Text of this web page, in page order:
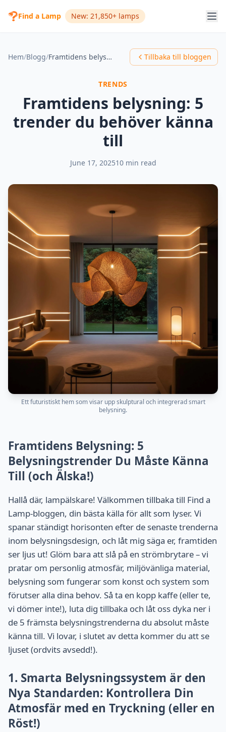
Find a Lamp New: 21,850+ lamps
Hem/Blogg/ Framtidens belysning: 5 trender du behöver känna till Tillbaka till bloggen
TRENDS
Framtidens belysning: 5
trender du behöver känna
till
June 17, 202510 min read
Ett futuristiskt hem som visar upp skulptural och integrerad smart
belysning.
Framtidens Belysning: 5
Belysningstrender Du Måste Känna
Till (och Älska!)
Hallå där, lampälskare! Välkommen tillbaka till Find a
Lamp-bloggen, din bästa källa för allt som lyser. Vi
spanar ständigt horisonten efter de senaste trenderna
inom belysningsdesign, och låt mig säga er, framtiden
ser ljus ut! Glöm bara att slå på en strömbrytare – vi
pratar om personlig atmosfär, miljövänliga material,
belysning som fungerar som konst och system som
förutser alla dina behov. Så ta en kopp kaffe (eller te,
vi dömer inte!), luta dig tillbaka och låt oss dyka ner i
de 5 främsta belysningstrenderna du absolut måste
känna till. Vi lovar, i slutet av detta kommer du att se
ljuset (ordvits avsedd!).
1. Smarta Belysningssystem är den
Nya Standarden: Kontrollera Din
Atmosfär med en Tryckning (eller en
Röst!)